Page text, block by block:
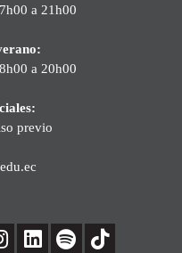
a 21h00
a 20h00
previo